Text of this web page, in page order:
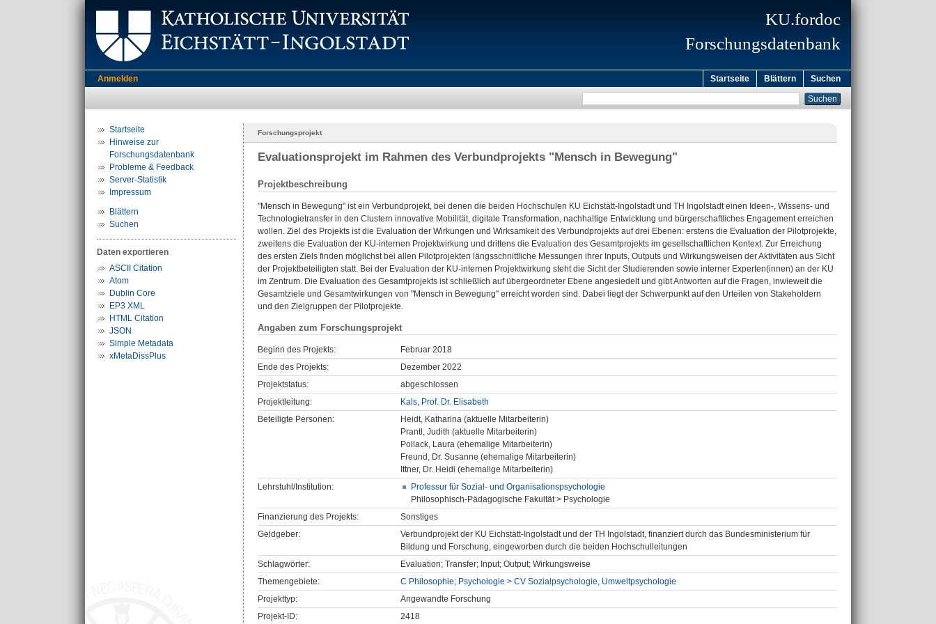
KU.fordoc
Forschungsdatenbank
Anmelden Startseite Blättern Suchen
Startseite
Hinweise zur
Forschungsdatenbank
Probleme & Feedback
Server-Statistik
Impressum
Blättern
Suchen
Daten exportieren
ASCII Citation
Atom
Dublin Core
EP3 XML
HTML Citation
JSON
Simple Metadata
xMetaDissPlus
Forschungsprojekt
Evaluationsprojekt im Rahmen des Verbundprojekts "Mensch in Bewegung"
Projektbeschreibung
"Mensch in Bewegung" ist ein Verbundprojekt, bei denen die beiden Hochschulen KU Eichstätt-Ingolstadt und TH Ingolstadt einen Ideen-, Wissens- und
Technologietransfer in den Clustern innovative Mobilität, digitale Transformation, nachhaltige Entwicklung und bürgerschaftliches Engagement erreichen
wollen. Ziel des Projekts ist die Evaluation der Wirkungen und Wirksamkeit des Verbundprojekts auf drei Ebenen: erstens die Evaluation der Pilotprojekte,
zweitens die Evaluation der KU-internen Projektwirkung und drittens die Evaluation des Gesamtprojekts im gesellschaftlichen Kontext. Zur Erreichung
des ersten Ziels finden möglichst bei allen Pilotprojekten längsschnittliche Messungen ihrer Inputs, Outputs und Wirkungsweisen der Aktivitäten aus Sicht
der Projektbeteiligten statt. Bei der Evaluation der KU-internen Projektwirkung steht die Sicht der Studierenden sowie interner Experten(innen) an der KU
im Zentrum. Die Evaluation des Gesamtprojekts ist schließlich auf übergeordneter Ebene angesiedelt und gibt Antworten auf die Fragen, inwieweit die
Gesamtziele und Gesamtwirkungen von "Mensch in Bewegung" erreicht worden sind. Dabei liegt der Schwerpunkt auf den Urteilen von Stakeholdern
und den Zielgruppen der Pilotprojekte.
Angaben zum Forschungsprojekt
Beginn des Projekts:
Februar 2018
Ende des Projekts:
Dezember 2022
Projektstatus:
abgeschlossen
Projektleitung:
Kals, Prof. Dr. Elisabeth
Beteiligte Personen:
Heidt, Katharina (aktuelle Mitarbeiterin)
Prantl, Judith (aktuelle Mitarbeiterin)
Pollack, Laura (ehemalige Mitarbeiterin)
Freund, Dr. Susanne (ehemalige Mitarbeiterin)
Ittner, Dr. Heidi (ehemalige Mitarbeiterin)
Lehrstuhl/Institution:
Professur für Sozial- und Organisationspsychologie
Philosophisch-Pädagogische Fakultät > Psychologie
Finanzierung des Projekts:
Sonstiges
Geldgeber:
Verbundprojekt der KU Eichstätt-Ingolstadt und der TH Ingolstadt, finanziert durch das Bundesministerium für
Bildung und Forschung, eingeworben durch die beiden Hochschulleitungen
Schlagwörter:
Evaluation; Transfer; Input; Output; Wirkungsweise
Themengebiete:
C Philosophie; Psychologie > CV Sozialpsychologie, Umweltpsychologie
Projekttyp:
Angewandte Forschung
Projekt-ID:
2418